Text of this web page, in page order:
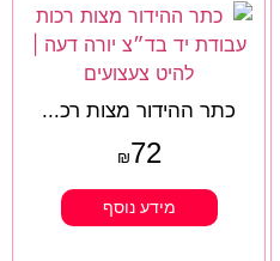
כתר ההידור מצות רכ...
₪72
מידע נוסף